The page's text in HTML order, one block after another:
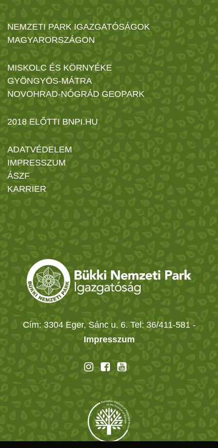
NEMZETI PARK IGAZGATÓSÁGOK
MAGYARORSZÁGON
MISKOLC ÉS KÖRNYÉKE
GYÖNGYÖS-MÁTRA
NOVOHRAD-NÓGRÁD GEOPARK
2018 ELŐTTI BNPI.HU
ADATVÉDELEM
IMPRESSZUM
ÁSZF
KARRIER
Cím: 3304 Eger, Sánc u. 6. Tel: 36/411-581 -
Impresszum